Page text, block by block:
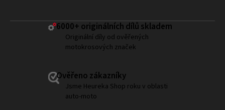
6000+ ​originálních dílů skladem
Originální díly od ověřených
motokrosových značek
Ověřeno zákazníky
Jsme Heureka Shop roku v oblasti
auto-moto